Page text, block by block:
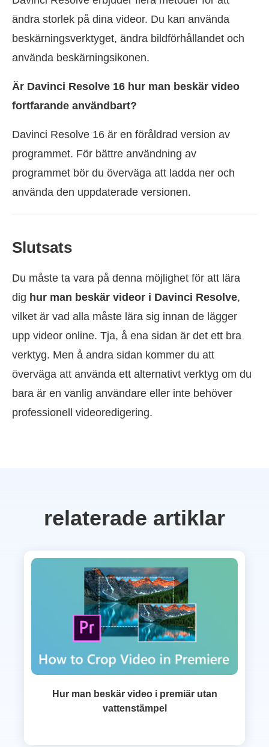
ändra storlek på dina videor. Du kan använda
beskärningsverktyget, ändra bildförhållandet och
använda beskärningsikonen.
Är Davinci Resolve 16 hur man beskär video
fortfarande användbart?
Davinci Resolve 16 är en föråldrad version av
programmet. För bättre användning av
programmet bör du överväga att ladda ner och
använda den uppdaterade versionen.
Slutsats
Du måste ta vara på denna möjlighet för att lära
dig hur man beskär videor i Davinci Resolve,
vilket är vad alla måste lära sig innan de lägger
upp videor online. Tja, å ena sidan är det ett bra
verktyg. Men å andra sidan kommer du att
överväga att använda ett alternativt verktyg om du
bara är en vanlig användare eller inte behöver
professionell videoredigering.
relaterade artiklar
Hur man beskär video i premiär utan
vattenstämpel